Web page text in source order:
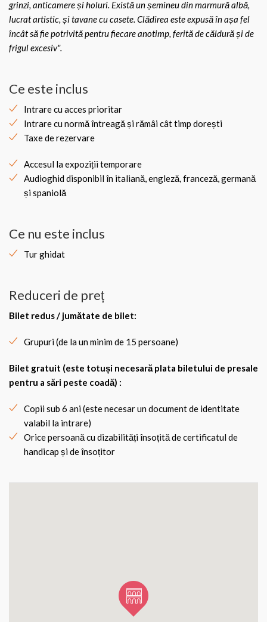
grinzi, anticamere și holuri. Există un șemineu din marmură albă,
lucrat artistic, și tavane cu casete. Clădirea este expusă în așa fel
încât să fie potrivită pentru fiecare anotimp, ferită de căldură și de
frigul excesiv".
Ce este inclus
Intrare cu acces prioritar
Intrare cu normă întreagă și rămâi cât timp dorești
Taxe de rezervare
Accesul la expoziții temporare
Audioghid disponibil în italiană, engleză, franceză, germană
și spaniolă
Ce nu este inclus
Tur ghidat
Reduceri de preț
Bilet redus / jumătate de bilet:
Grupuri (de la un minim de 15 persoane)
Bilet gratuit (este totuși necesară plata biletului de presale
pentru a sări peste coadă) :
Copii sub 6 ani (este necesar un document de identitate
valabil la intrare)
Orice persoană cu dizabilități însoțită de certificatul de
handicap și de însoțitor